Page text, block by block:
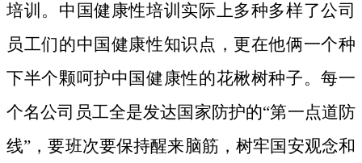
培训。中国健康性培训实际上多种多样了公司
员工们的中国健康性知识点，更在他俩一个种
下半个颗呵护中国健康性的花楸树种子。每一
个名公司员工全是发达国家防护的“第一点道防
线”，要班次要保持醒来脑筋，树牢国安观念和